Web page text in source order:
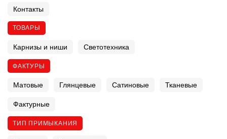
Контакты
ТОВАРЫ
Карнизы и ниши Светотехника
ФАКТУРЫ
Матовые Глянцевые Сатиновые Тканевые
Фактурные
ТИП ПРИМЫКАНИЯ